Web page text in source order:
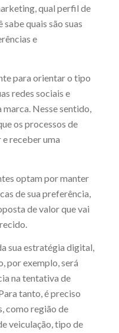
qual perfil de
quais são suas
e
para orientar o tipo
redes sociais e
Nesse sentido,
os processos de
e receber uma
optam por manter
de sua preferência,
de valor que vai
sua estratégia digital,
por exemplo, será
na tentativa de
tanto, é preciso
como região de
veiculação, tipo de